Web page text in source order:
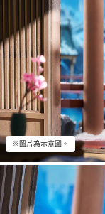
※圖片為示意圖。